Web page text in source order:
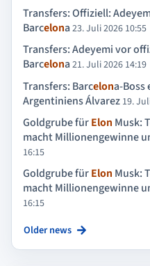
Transfers: Offiziell:
Barcelona 23. Juli 2026 10:55
Transfers: Adeyemi vor
Barcelona 21. Juli 2026 14:19
Transfers: Barcelona-Boss
Argentiniens Álvarez 19.
Goldgrube fürElon Musk:
macht Millionengewinne
16:15
Goldgrube fürElon Musk:
macht Millionengewinne
16:15
Older news